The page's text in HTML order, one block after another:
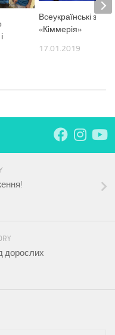
Всеукраїнські
«Кіммерія»
17.01.2019
дорослих